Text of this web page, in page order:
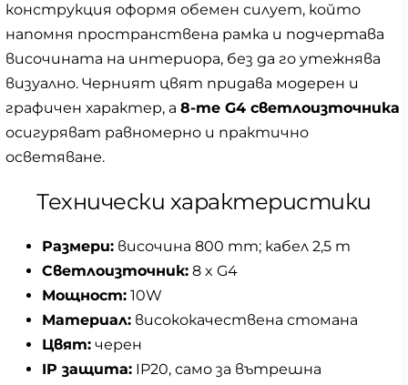
конструкция оформя обемен силует, който
напомня пространствена рамка и подчертава
височината на интериора, без да го утежнява
визуално. Черният цвят придава модерен и
графичен характер, а 8-те G4 светлоизточника
осигуряват равномерно и практично
осветяване.
Технически характеристики
Размери: височина 800 mm; кабел 2,5 m
Светлоизточник: 8 x G4
Мощност: 10W
Материал: висококачествена стомана
Цвят: черен
IP защита: IP20, само за вътрешна